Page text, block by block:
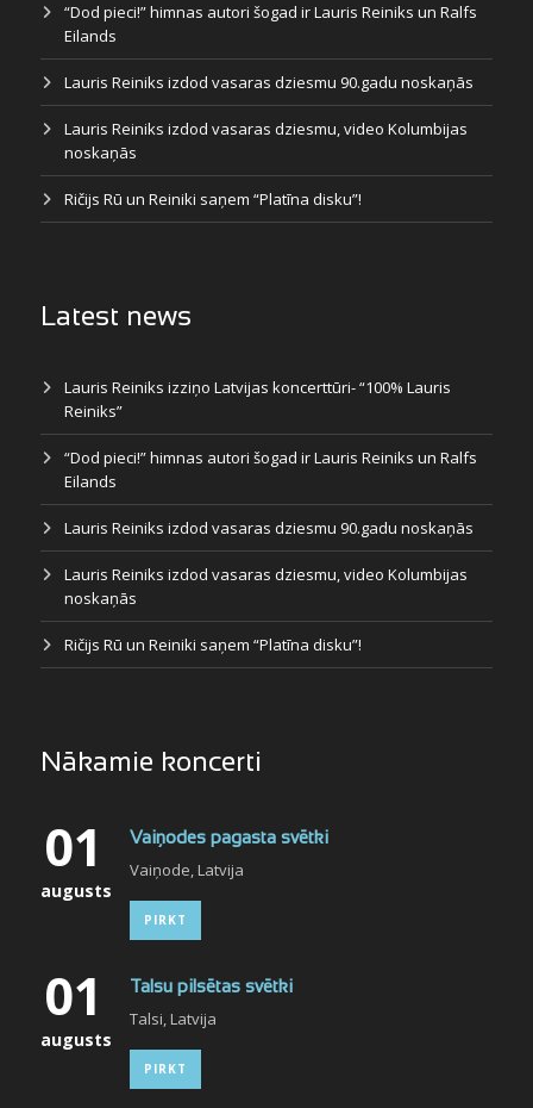
“Dod pieci!” himnas autori šogad ir Lauris Reiniks un Ralfs
Eilands
Lauris Reiniks izdod vasaras dziesmu 90.gadu noskaņās
Lauris Reiniks izdod vasaras dziesmu, video Kolumbijas
noskaņās
Ričijs Rū un Reiniki saņem “Platīna disku”!
Latest news
Lauris Reiniks izziņo Latvijas koncerttūri- “100% Lauris
Reiniks”
“Dod pieci!” himnas autori šogad ir Lauris Reiniks un Ralfs
Eilands
Lauris Reiniks izdod vasaras dziesmu 90.gadu noskaņās
Lauris Reiniks izdod vasaras dziesmu, video Kolumbijas
noskaņās
Ričijs Rū un Reiniki saņem “Platīna disku”!
Nākamie koncerti
01
augusts
Vaiņodes pagasta svētki
Vaiņode, Latvija
PIRKT
01
augusts
Talsu pilsētas svētki
Talsi, Latvija
PIRKT